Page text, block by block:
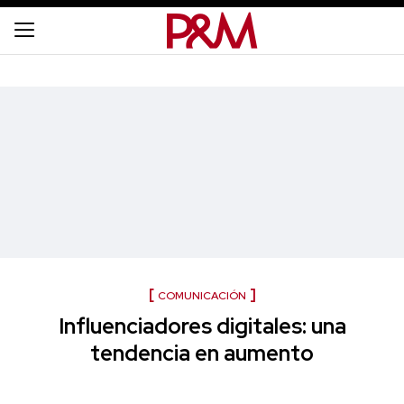
COMUNICACIÓN
Influenciadores digitales: una
tendencia en aumento